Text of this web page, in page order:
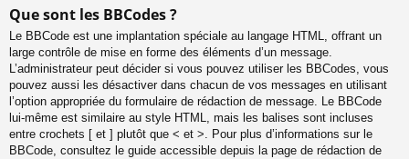
Que sont les BBCodes ?
Le BBCode est une implantation spéciale au langage HTML, offrant un
large contrôle de mise en forme des éléments d’un message.
L’administrateur peut décider si vous pouvez utiliser les BBCodes, vous
pouvez aussi les désactiver dans chacun de vos messages en utilisant
l’option appropriée du formulaire de rédaction de message. Le BBCode
lui-même est similaire au style HTML, mais les balises sont incluses
entre crochets [ et ] plutôt que < et >. Pour plus d’informations sur le
BBCode, consultez le guide accessible depuis la page de rédaction de